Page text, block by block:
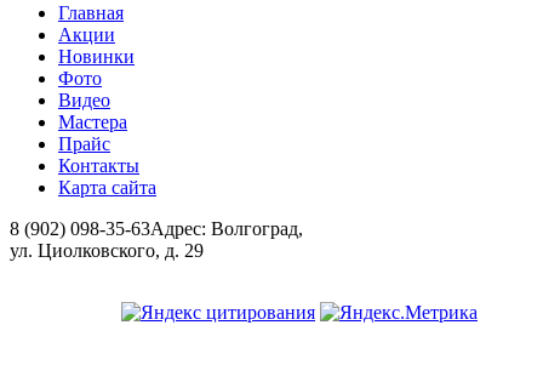
Главная
Акции
Новинки
Фото
Видео
Мастера
Прайс
Контакты
Карта сайта
8 (902) 098-35-63Адрес: Волгоград,
ул. Циолковского, д. 29